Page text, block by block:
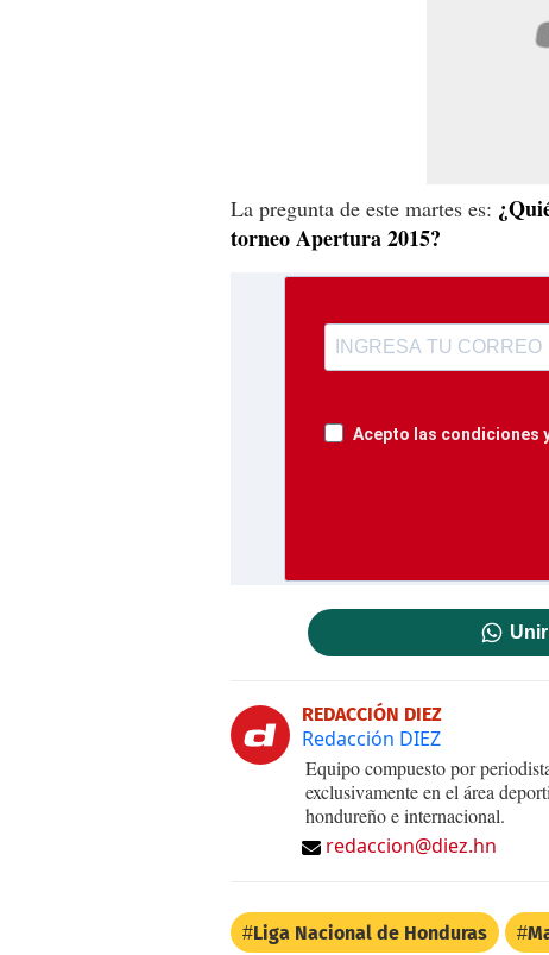
La pregunta de este martes es:
torneo Apertura 2015?
Acepto las condiciones
REDACCIÓN DIEZ
Redacción DIEZ
Equipo compuesto por
exclusivamente en el área
hondureño e internacional.
redaccion@diez.hn
Liga Nacional de Honduras